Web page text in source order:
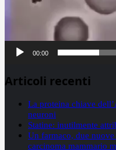
00:00
Articoli recenti
La proteina chiave
neuroni
Statine: inutilmente
Un farmaco, due
carcinoma mammario